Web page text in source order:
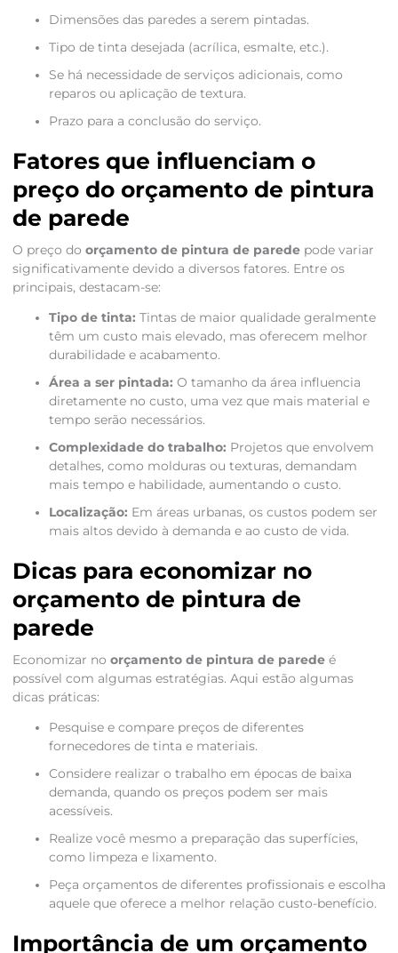
Dimensões das paredes a serem pintadas.
Tipo de tinta desejada (acrílica, esmalte, etc.).
Se há necessidade de serviços adicionais, como
reparos ou aplicação de textura.
Prazo para a conclusão do serviço.
Fatores que influenciam o
preço do orçamento de pintura
de parede
O preço do orçamento de pintura de paredepode variar
significativamente devido a diversos fatores. Entre os
principais, destacam-se:
Tipo de tinta: Tintas de maior qualidade geralmente
têm um custo mais elevado, mas oferecem melhor
durabilidade e acabamento.
Área a ser pintada: O tamanho da área influencia
diretamente no custo, uma vez que mais material e
tempo serão necessários.
Complexidade do trabalho: Projetos que envolvem
detalhes, como molduras ou texturas, demandam
mais tempo e habilidade, aumentando o custo.
Localização: Em áreas urbanas, os custos podem ser
mais altos devido à demanda e ao custo de vida.
Dicas para economizar no
orçamento de pintura de
parede
Economizar no orçamento de pintura de paredeé
possível com algumas estratégias. Aqui estão algumas
dicas práticas:
Pesquise e compare preços de diferentes
fornecedores de tinta e materiais.
Considere realizar o trabalho em épocas de baixa
demanda, quando os preços podem ser mais
acessíveis.
Realize você mesmo a preparação das superfícies,
como limpeza e lixamento.
Peça orçamentos de diferentes profissionais e escolha
aquele que oferece a melhor relação custo-benefício.
Importância de um orçamento